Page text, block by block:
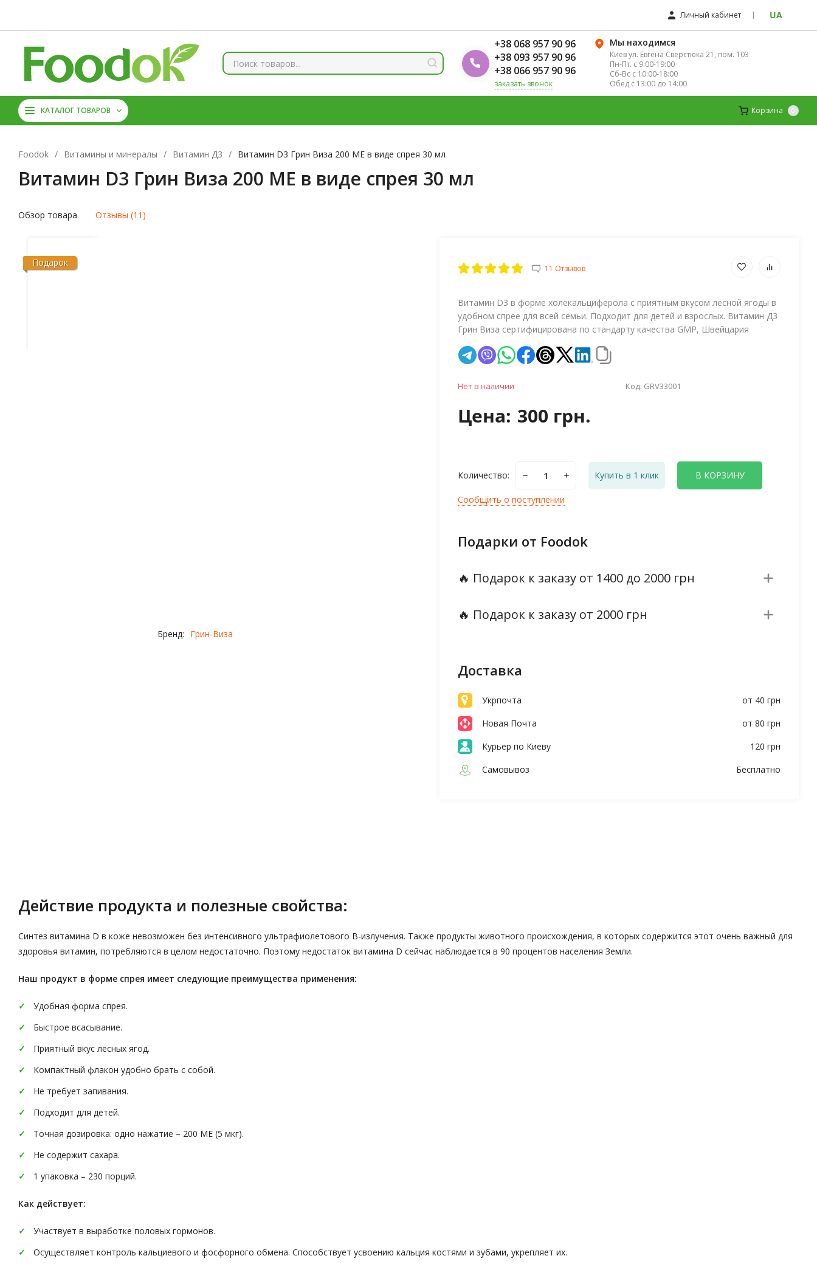
Личный кабинет UA
+38 068 957 90 96
+38 093 957 90 96
+38 066 957 90 96
заказать звонок
Мы находимся
Киев ул. Евгена Сверстюка 21, пом. 103
Пн-Пт. с 9:00-19:00
Сб-Вс с 10:00-18:00
Обед с 13:00 до 14:00
КАТАЛОГ ТОВАРОВ
МАГНИЙ
АМИНОКИСЛОТЫ ЦИНК
Корзина 0
Foodok / Витамины и минералы / Витамин Д3 / Витамин D3 Грин Виза 200 МЕ в виде спрея 30 мл
Витамин D3 Грин Виза 200 МЕ в виде спрея 30 мл
Обзор товара Отзывы (11)
Подарок
Бренд: Грин-Виза
11 Отзывов
Витамин D3 в форме холекальциферола с приятным вкусом лесной ягоды в
удобном спрее для всей семьи. Подходит для детей и взрослых. Витамин Д3
Грин Виза сертифицирована по стандарту качества GMP, Швейцария
Нет в наличии Код: GRV33001
Цена: 300 грн.
Количество: Купить в 1 клик В КОРЗИНУ
Сообщить о поступлении
Подарки от Foodok
🔥 Подарок к заказу от 1400 до 2000 грн
🔥 Подарок к заказу от 2000 грн
Доставка
Укрпочта
от 40 грн
Новая Почта
от 80 грн
Курьер по Киеву
120 грн
Самовывоз
Бесплатно
Действие продукта и полезные свойства:
Синтез витамина D в коже невозможен без интенсивного ультрафиолетового B-излучения. Также продукты животного происхождения, в которых содержится этот очень важный для
здоровья витамин, потребляются в целом недостаточно. Поэтому недостаток витамина D сейчас наблюдается в 90 процентов населения Земли.
Наш продукт в форме спрея имеет следующие преимущества применения:
Удобная форма спрея.
Быстрое всасывание.
Приятный вкус лесных ягод.
Компактный флакон удобно брать с собой.
Не требует запивания.
Подходит для детей.
Точная дозировка: одно нажатие – 200 МЕ (5 мкг).
Не содержит сахара.
1 упаковка – 230 порций.
Как действует:
Участвует в выработке половых гормонов.
Осуществляет контроль кальциевого и фосфорного обмена. Способствует усвоению кальция костями и зубами, укрепляет их.